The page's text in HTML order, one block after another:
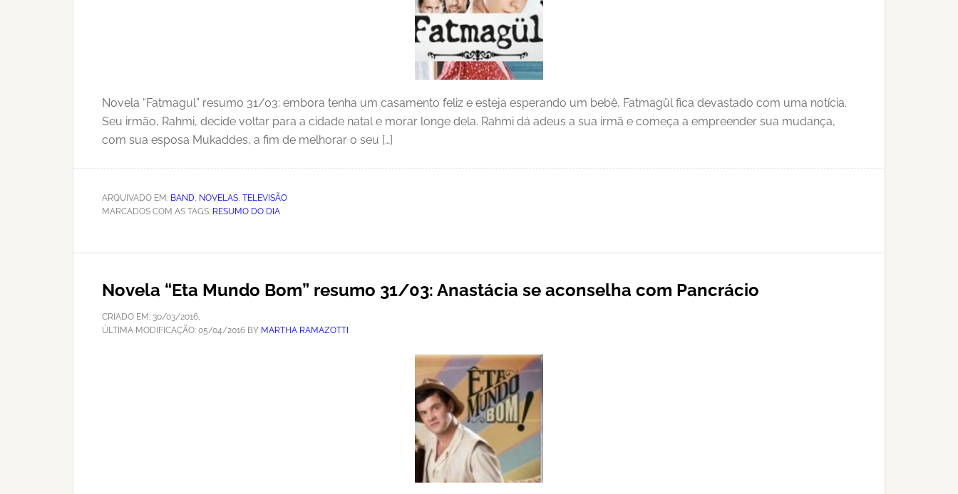
Novela “Fatmagul” resumo 31/03: embora tenha um casamento feliz e esteja esperando um bebê, Fatmagül fica devastado com uma notícia.
Seu irmão, Rahmi, decide voltar para a cidade natal e morar longe dela. Rahmi dá adeus a sua irmã e começa a empreender sua mudança,
com sua esposa Mukaddes, a fim de melhorar o seu […]
ARQUIVADO EM: BAND, NOVELAS, TELEVISÃO
MARCADOS COM AS TAGS: RESUMO DO DIA
Novela “Eta Mundo Bom” resumo 31/03: Anastácia se aconselha com Pancrácio
CRIADO EM: 30/03/2016,
ÚLTIMA MODIFICAÇÃO: 05/04/2016 BY MARTHA RAMAZOTTI